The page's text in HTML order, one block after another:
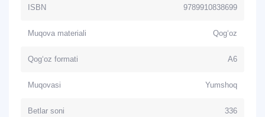
ISBN 9789910838699
Muqova materiali Qog‘oz
Qog‘oz formati А6
Muqovasi Yumshoq
Betlar soni 336